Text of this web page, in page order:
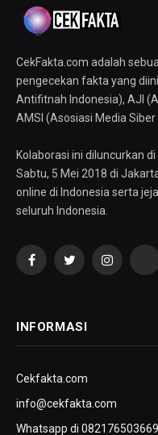
CekFakta.com adalah
pengecekan fakta yang
Antifitnah Indonesia), AJI
AMSI (Asosiasi Media Siber
Kolaborasi ini diluncurkan
Sabtu, 5 Mei 2018 di
online di Indonesia serta
seluruh Indonesia.
FacebookTwitterInstagram
INFORMASI
Cekfakta.com
info@cekfakta.com
Whatsapp di 082176503669